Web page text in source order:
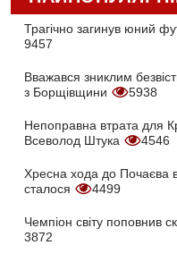
Трагічно загинув юний
9457
Вважався зниклим
з Борщівщини
5938
Непоправна втрата для
Всеволод Штука
4546
Хресна хода до Почаєва
сталося
4499
Чемпіон світу поповнив
3872